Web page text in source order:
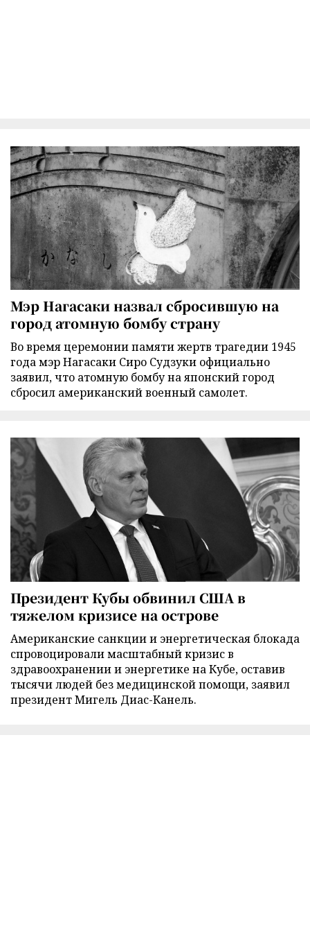
Мэр Нагасаки назвал сбросившую на
город атомную бомбу страну
Во время церемонии памяти жертв трагедии 1945
года мэр Нагасаки Сиро Судзуки официально
заявил, что атомную бомбу на японский город
сбросил американский военный самолет.
Президент Кубы обвинил США в
тяжелом кризисе на острове
Американские санкции и энергетическая блокада
спровоцировали масштабный кризис в
здравоохранении и энергетике на Кубе, оставив
тысячи людей без медицинской помощи, заявил
президент Мигель Диас-Канель.